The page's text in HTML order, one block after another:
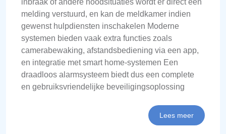
melding verstuurd, en kan de meldkamer indien
gewenst hulpdiensten inschakelen Moderne
systemen bieden vaak extra functies zoals
camerabewaking, afstandsbediening via een app,
en integratie met smart home-systemen Een
draadloos alarmsysteem biedt dus een complete
en gebruiksvriendelijke beveiligingsoplossing
Lees meer